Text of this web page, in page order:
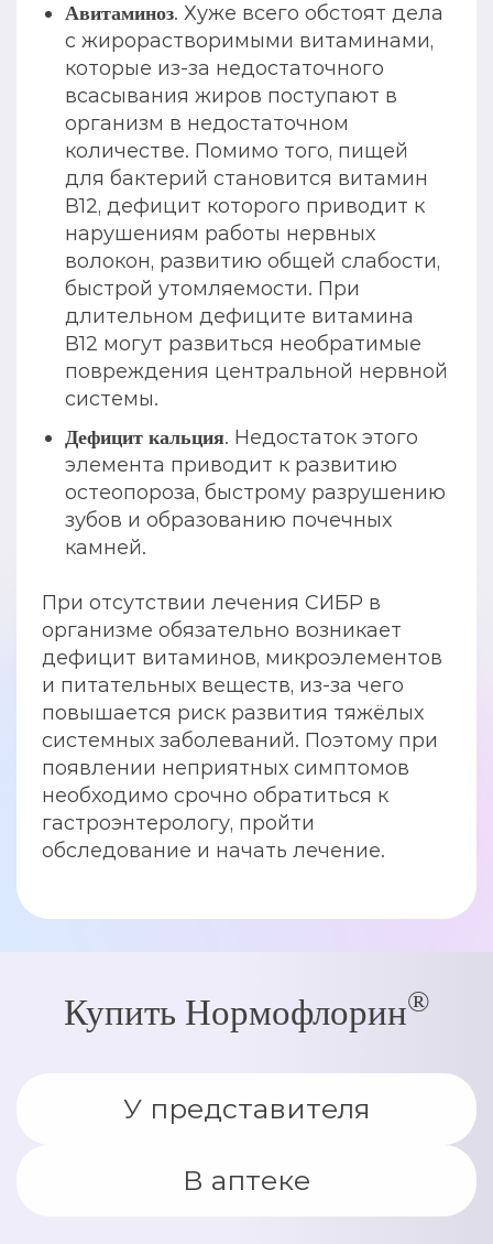
Авитаминоз. Хуже всего обстоят дела
с жирорастворимыми витаминами,
которые из-за недостаточного
всасывания жиров поступают в
организм в недостаточном
количестве. Помимо того, пищей
для бактерий становится витамин
В12, дефицит которого приводит к
нарушениям работы нервных
волокон, развитию общей слабости,
быстрой утомляемости. При
длительном дефиците витамина
В12 могут развиться необратимые
повреждения центральной нервной
системы.
Дефицит кальция. Недостаток этого
элемента приводит к развитию
остеопороза, быстрому разрушению
зубов и образованию почечных
камней.
При отсутствии лечения СИБР в
организме обязательно возникает
дефицит витаминов, микроэлементов
и питательных веществ, из-за чего
повышается риск развития тяжёлых
системных заболеваний. Поэтому при
появлении неприятных симптомов
необходимо срочно обратиться к
гастроэнтерологу, пройти
обследование и начать лечение.
Купить Нормофлорин®
У представителя
В аптеке